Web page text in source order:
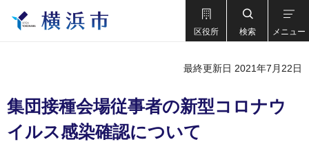
区役所 検索 メニュー
最終更新日 2021年7月22日
集団接種会場従事者の新型コロナウ
イルス感染確認について